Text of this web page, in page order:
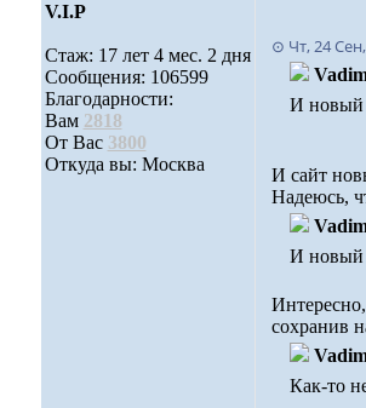
V.I.Р
Стаж: 17 лет 4 мес. 2 дня
Сообщения: 106599
Благодарности:
Вам 2818
От Вас 3800
Откуда вы: Москва
⊙ Чт, 24
И новый
И сайт
Надеюсь,
И новый
сохранив
Как-то